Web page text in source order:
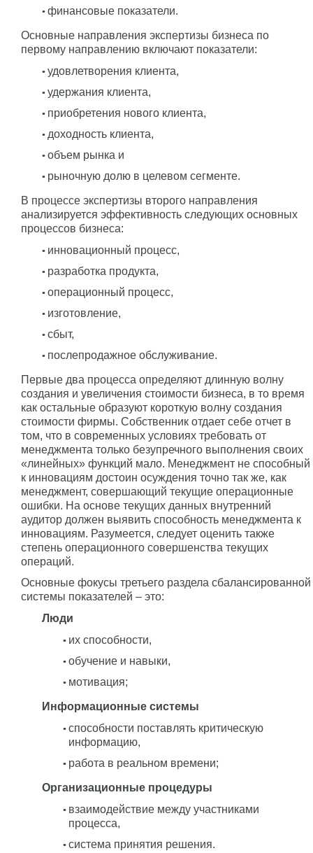
финансовые показатели.
Основные направления экспертизы бизнеса по
первому направлению включают показатели:
удовлетворения клиента,
удержания клиента,
приобретения нового клиента,
доходность клиента,
объем рынка и
рыночную долю в целевом сегменте.
В процессе экспертизы второго направления
анализируется эффективность следующих основных
процессов бизнеса:
инновационный процесс,
разработка продукта,
операционный процесс,
изготовление,
сбыт,
послепродажное обслуживание.
Первые два процесса определяют длинную волну
создания и увеличения стоимости бизнеса, в то время
как остальные образуют короткую волну создания
стоимости фирмы. Собственник отдает себе отчет в
том, что в современных условиях требовать от
менеджмента только безупречного выполнения своих
«линейных» функций мало. Менеджмент не способный
к инновациям достоин осуждения точно так же, как
менеджмент, совершающий текущие операционные
ошибки. На основе текущих данных внутренний
аудитор должен выявить способность менеджмента к
инновациям. Разумеется, следует оценить также
степень операционного совершенства текущих
операций.
Основные фокусы третьего раздела сбалансированной
системы показателей – это:
Люди
их способности,
обучение и навыки,
мотивация;
Информационные системы
способности поставлять критическую
информацию,
работа в реальном времени;
Организационные процедуры
взаимодействие между участниками
процесса,
система принятия решения.